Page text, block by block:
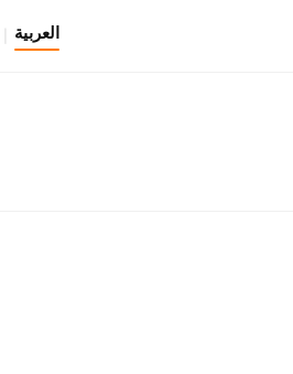
العربية